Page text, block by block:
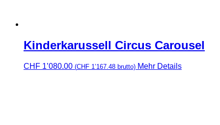
Kinderkarussell Circus Carousel
CHF 1’080.00 (CHF 1’167.48 brutto) Mehr Details